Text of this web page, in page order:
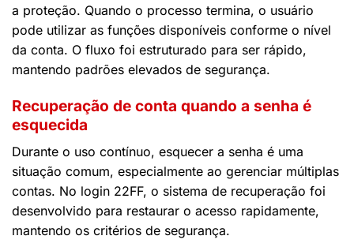
a proteção. Quando o processo termina, o usuário
pode utilizar as funções disponíveis conforme o nível
da conta. O fluxo foi estruturado para ser rápido,
mantendo padrões elevados de segurança.
Recuperação de conta quando a senha é
esquecida
Durante o uso contínuo, esquecer a senha é uma
situação comum, especialmente ao gerenciar múltiplas
contas. No login 22FF, o sistema de recuperação foi
desenvolvido para restaurar o acesso rapidamente,
mantendo os critérios de segurança.